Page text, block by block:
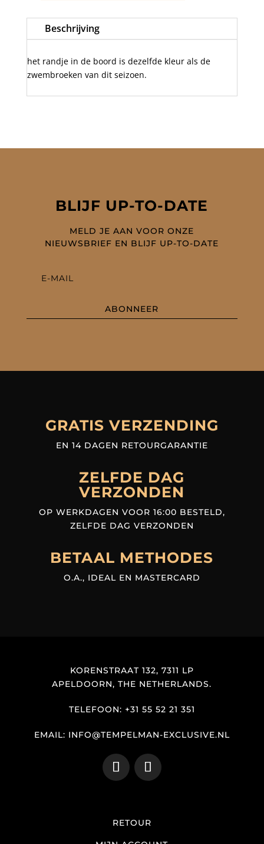
Shark
badge
469
Beschrijving
het randje in de boord is dezelfde kleur als de
zwembroeken van dit seizoen.
BLIJF UP-TO-DATE
MELD JE AAN VOOR ONZE
NIEUWSBRIEF EN BLIJF UP-TO-DATE
ABONNEER
GRATIS VERZENDING
EN 14 DAGEN RETOURGARANTIE
ZELFDE DAG
VERZONDEN
OP WERKDAGEN VOOR 16:00 BESTELD,
ZELFDE DAG VERZONDEN
BETAAL METHODES
O.A., IDEAL EN MASTERCARD
KORENSTRAAT 132, 7311 LP
APELDOORN, THE NETHERLANDS.
TELEFOON: +31 55 52 21 351
EMAIL: INFO@TEMPELMAN-EXCLUSIVE.NL
RETOUR